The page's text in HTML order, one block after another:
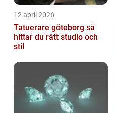
12 april 2026
Tatuerare göteborg så
hittar du rätt studio och
stil